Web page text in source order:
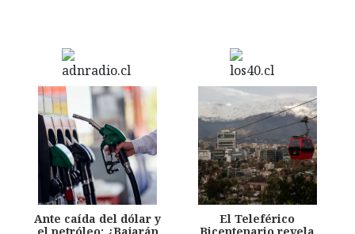
Ante caída del dólar y
El Teleférico